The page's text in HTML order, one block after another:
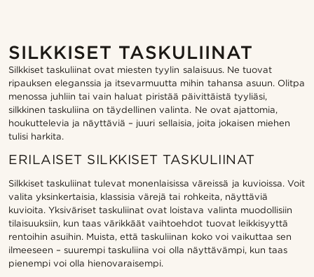
SILKKISET TASKULIINAT
Silkkiset taskuliinat ovat miesten tyylin salaisuus. Ne tuovat
ripauksen eleganssia ja itsevarmuutta mihin tahansa asuun. Olitpa
menossa juhliin tai vain haluat piristää päivittäistä tyyliäsi,
silkkinen taskuliina on täydellinen valinta. Ne ovat ajattomia,
houkuttelevia ja näyttäviä – juuri sellaisia, joita jokaisen miehen
tulisi harkita.
ERILAISET SILKKISET TASKULIINAT
Silkkiset taskuliinat tulevat monenlaisissa väreissä ja kuvioissa. Voit
valita yksinkertaisia, klassisia värejä tai rohkeita, näyttäviä
kuvioita. Yksiväriset taskuliinat ovat loistava valinta muodollisiin
tilaisuuksiin, kun taas värikkäät vaihtoehdot tuovat leikkisyyttä
rentoihin asuihin. Muista, että taskuliinan koko voi vaikuttaa sen
ilmeeseen – suurempi taskuliina voi olla näyttävämpi, kun taas
pienempi voi olla hienovaraisempi.